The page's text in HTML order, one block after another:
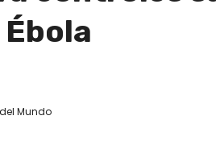
Mundo